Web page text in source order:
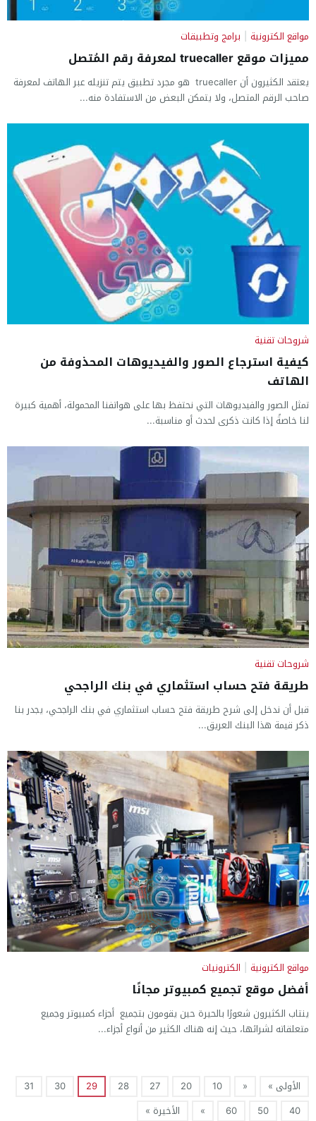
مواقع الكترونية | برامج وتطبيقات
مميزات موقع truecaller لمعرفة رقم المُتصل
يعتقد الكثيرون أن truecaller هو مجرد تطبيق يتم تنزيله عبر الهاتف لمعرفة
صاحب الرقم المتصل، ولا يتمكن البعض من الاستفادة منه...
شروحات تقنية
كيفية استرجاع الصور والفيديوهات المحذوفة من
الهاتف
تمثل الصور والفيديوهات التي نحتفظ بها على هواتفنا المحمولة، أهمية كبيرة
لنا خاصةً إذا كانت ذكرى لحدث أو مناسبة...
شروحات تقنية
طريقة فتح حساب استثماري في بنك الراجحي
قبل أن ندخل إلى شرح طريقة فتح حساب استثماري في بنك الراجحي، يجدر بنا
ذكر قيمة هذا البنك العريق...
مواقع الكترونية | الكترونيات
أفضل موقع تجميع كمبيوتر مجانًا
ينتاب الكثيرون شعورًا بالحيرة حين يقومون بتجميع أجزاء كمبيوتر وجميع
متعلقاته لشرائها، حيث إنه هناك الكثير من أنواع أجزاء...
الأولى » «
10
20
27
28
29
30
31
40
50
60
» الأخيرة »